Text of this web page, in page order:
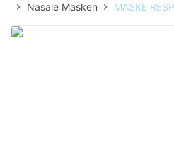
Nasale Masken
MASKE